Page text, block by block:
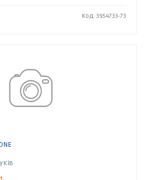
Код: 3954733-73